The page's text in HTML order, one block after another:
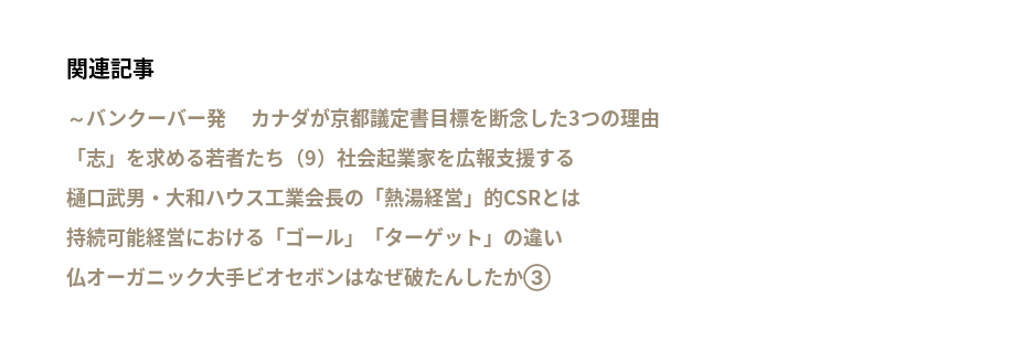
関連記事
～バンクーバー発 カナダが京都議定書目標を断念した3つの理由
「志」を求める若者たち（9）社会起業家を広報支援する
樋口武男・大和ハウス工業会長の「熱湯経営」的CSRとは
持続可能経営における「ゴール」「ターゲット」の違い
仏オーガニック大手ビオセボンはなぜ破たんしたか③